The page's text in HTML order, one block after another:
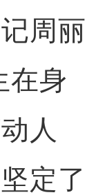
周丽
在身
人
定了